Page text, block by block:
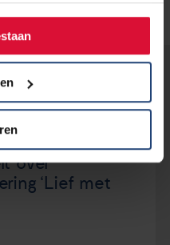
over
‘Lief met